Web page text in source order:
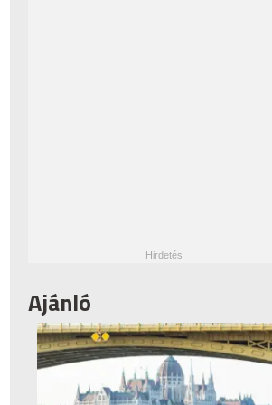
Ajánló